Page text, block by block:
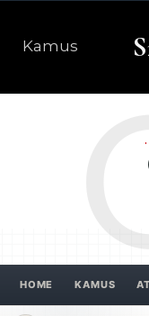
Kamus
HOME KAMUS